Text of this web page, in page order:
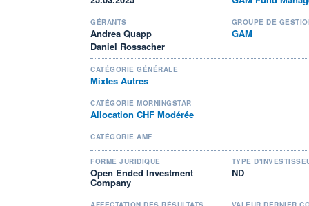
GÉRANTS
Andrea Quapp
Daniel Rossacher
GROUPE DE
GAM
CATÉGORIE GÉNÉRALE
Mixtes Autres
CATÉGORIE MORNINGSTAR
Allocation CHF Modérée
CATÉGORIE AMF
FORME JURIDIQUE
Open Ended Investment
Company
TYPE
ND